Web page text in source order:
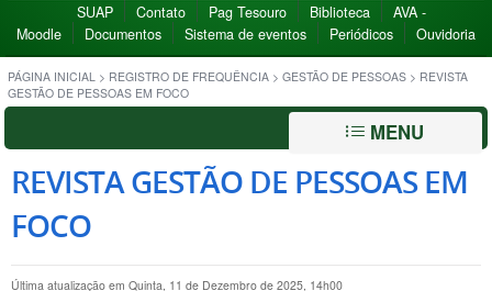
SUAP Contato Pag Tesouro Biblioteca
AVA -
Moodle
Documentos Sistema de eventos Periódicos Ouvidoria
PÁGINA INICIAL > REGISTRO DE FREQUÊNCIA > GESTÃO DE PESSOAS > REVISTA
GESTÃO DE PESSOAS EM FOCO
MENU
REVISTA GESTÃO DE PESSOAS EM
FOCO
Última atualização em Quinta, 11 de Dezembro de 2025, 14h00